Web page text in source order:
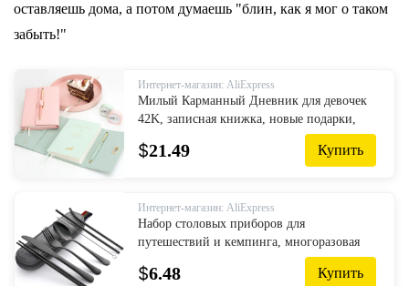
оставляешь дома, а потом думаешь "блин, как я мог о таком
забыть!"
Интернет-магазин: AliExpress
Милый Карманный Дневник для девочек
42K, записная книжка, новые подарки,
цветная записная книжка Макарон с
ручками, канцелярские принадлежно...
$21.49 Купить
Интернет-магазин: AliExpress
Набор столовых приборов для
путешествий и кемпинга, многоразовая
серебряная посуда, металлическая
соломинка, ложка, вилка, палочки для еды
$6.48 Купить